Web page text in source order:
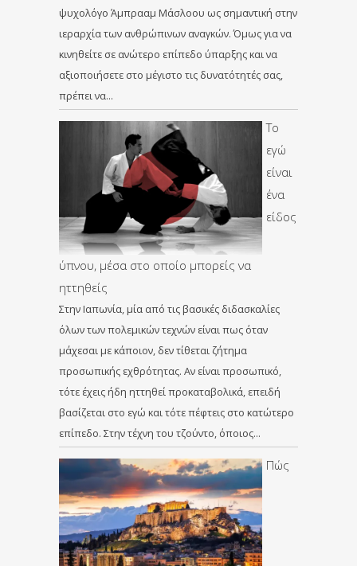
ψυχολόγο Άμπρααμ Μάσλοου ως σημαντική στην
ιεραρχία των ανθρώπινων αναγκών. Όμως για να
κινηθείτε σε ανώτερο επίπεδο ύπαρξης και να
αξιοποιήσετε στο μέγιστο τις δυνατότητές σας,
πρέπει να…
Το
εγώ
είναι
ένα
είδος
ύπνου, μέσα στο οποίο μπορείς να
ηττηθείς
Στην Ιαπωνία, μία από τις βασικές διδασκαλίες
όλων των πολεμικών τεχνών είναι πως όταν
μάχεσαι με κάποιον, δεν τίθεται ζήτημα
προσωπικής εχθρότητας. Αν είναι προσωπικό,
τότε έχεις ήδη ηττηθεί προκαταβολικά, επειδή
βασίζεται στο εγώ και τότε πέφτεις στο κατώτερο
επίπεδο. Στην τέχνη του τζούντο, όποιος…
Πώς